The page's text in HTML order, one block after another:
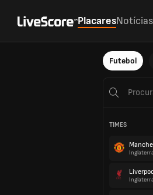
PlacaresNotícias
Futebol
TIMES